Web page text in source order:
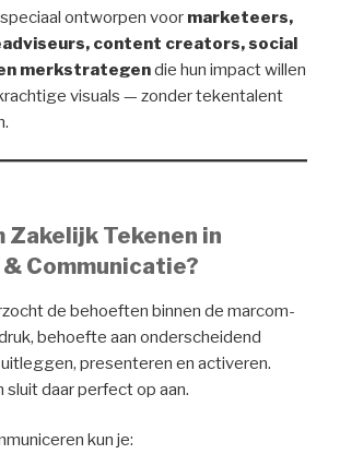
ontworpen voor marketeers,
content creators, social
merkstrategendie hun impact willen
visuals — zonder tekentalent
Zakelijk Tekenen in
Communicatie?
de behoeften binnen de marcom-
behoefte aan onderscheidend
presenteren en activeren.
sluit daar perfect op aan.
kun je: